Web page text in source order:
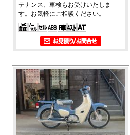
テナンス、車検もお受けいたしま
す。お気軽にご相談ください。